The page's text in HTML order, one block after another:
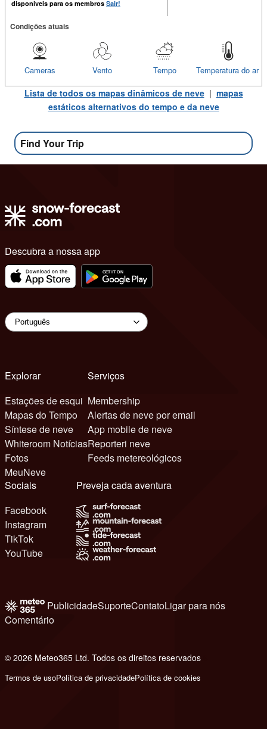
disponiveis para os membros Sair!
Condições atuais
Temperatura do ar
Tempo
Vento
Cameras
Lista de todos os mapas dinâmicos de neve| mapas
estáticos alternativos do tempo e da neve
Find Your Trip
Descubra a nossa app
Explorar
Estações de esqui
Mapas do Tempo
Síntese de neve
Whiteroom Notícias
Fotos
MeuNeve
Serviços
Membership
Alertas de neve por email
App mobile de neve
Reporteri neve
Feeds metereológicos
Sociais
Facebook
Instagram
TikTok
YouTube
Preveja cada aventura
PublicidadeSuporteContatoLigar para nós
Comentário
© 2026 Meteo365 Ltd. Todos os direitos reservados
Termos de usoPolítica de privacidadePolítica de cookies